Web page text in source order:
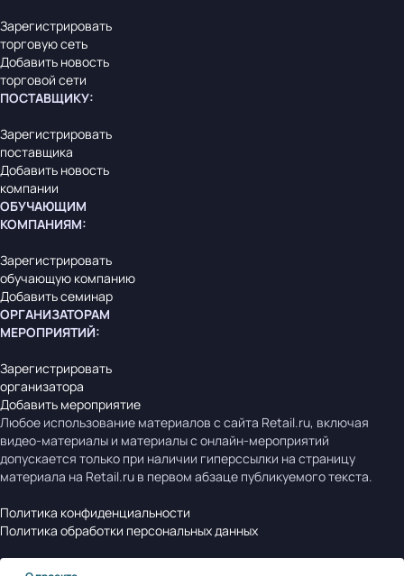
Зарегистрировать
торговую сеть
Добавить новость
торговой сети
ПОСТАВЩИКУ:
Зарегистрировать
поставщика
Добавить новость
компании
ОБУЧАЮЩИМ
КОМПАНИЯМ:
Зарегистрировать
обучающую компанию
Добавить семинар
ОРГАНИЗАТОРАМ
МЕРОПРИЯТИЙ:
Зарегистрировать
организатора
Добавить мероприятие
Любое использование материалов с сайта Retail.ru, включая
видео-материалы и материалы с онлайн-мероприятий
допускается только при наличии гиперссылки на страницу
материала на Retail.ru в первом абзаце публикуемого текста.
Политика конфиденциальности
Политика обработки персональных данных